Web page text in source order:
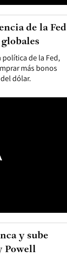
de la Fed,
más bonos
dólar.
de la Fed
y sube
Powell